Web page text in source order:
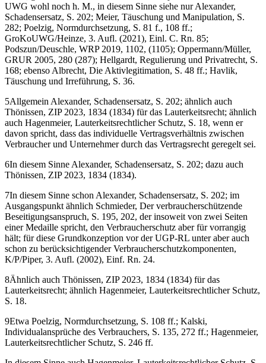
UWG wohl noch h. M., in diesem Sinne siehe nurAlexander,
Schadensersatz, S. 202; Meier, Täuschung und Manipulation, S.
282; Poelzig, Normdurchsetzung, S. 81 f., 108 ff.;
GroKoUWG/Heinze, 3. Aufl. (2021), Einl. C. Rn. 85;
Podszun/Deuschle, WRP 2019, 1102, (1105); Oppermann/Müller,
GRUR 2005, 280 (287); Hellgardt, Regulierung und Privatrecht, S.
168; ebenso Albrecht, Die Aktivlegitimation, S. 48 ff.; Havlik,
Täuschung und Irreführung, S. 36.
5Allgemein Alexander, Schadensersatz, S. 202; ähnlich auch
Thönissen, ZIP 2023, 1834 (1834) für das Lauterkeitsrecht; ähnlich
auch Hagenmeier, Lauterkeitsrechtlicher Schutz, S. 18, wenn er
davon spricht, dass das individuelle Vertragsverhältnis zwischen
Verbraucher und Unternehmer durch das Vertragsrecht geregelt sei.
6In diesem Sinne Alexander, Schadensersatz, S. 202; dazu auch
Thönissen, ZIP 2023, 1834 (1834).
7In diesem Sinne schon Alexander, Schadensersatz, S. 202; im
Ausgangspunkt ähnlich Schmieder, Der verbraucherschützende
Beseitigungsanspruch, S. 195, 202, der insoweit von zwei Seiten
einer Medaille spricht, den Verbraucherschutz aber für vorrangig
hält; für diese Grundkonzeption vor der UGP-RL unter aber auch
schon zu berücksichtigender Verbraucherschutzkomponenten,
K/P/Piper, 3. Aufl. (2002), Einf. Rn. 24.
8Ähnlich auch Thönissen, ZIP 2023, 1834 (1834) für das
Lauterkeitsrecht; ähnlich Hagenmeier, Lauterkeitsrechtlicher Schutz,
S. 18.
9Etwa Poelzig, Normdurchsetzung, S. 108 ff.; Kalski,
Individualansprüche des Verbrauchers, S. 135, 272 ff.; Hagenmeier,
Lauterkeitsrechtlicher Schutz, S. 246 ff.